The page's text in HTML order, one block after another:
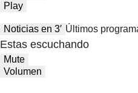
Play
Noticias en 3′ Últimos
Estas escuchando
Mute
Volumen